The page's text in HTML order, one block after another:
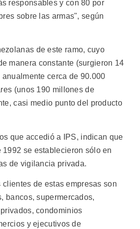
responsables y con 80 por
sobre las armas", según
de este ramo, cuyo
manera constante (surgieron 14
cerca de 90.000
(unos 190 millones de
casi medio punto del producto
que accedió a IPS, indican que
1992 se establecieron sólo en
de vigilancia privada.
clientes de estas empresas son
bancos, supermercados,
condominios
y ejecutivos de